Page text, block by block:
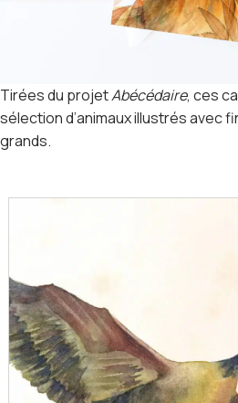
Tirées du projetAbécédaire, ces
sélection d’animaux illustrés avec
grands.